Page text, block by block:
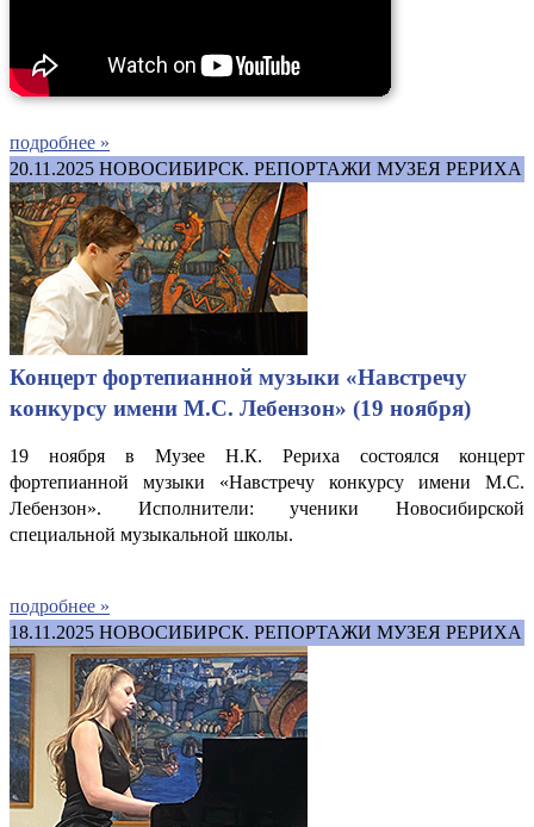
подробнее »
20.11.2025 НОВОСИБИРСК. РЕПОРТАЖИ МУЗЕЯ РЕРИХА
Концерт фортепианной музыки «Навстречу
конкурсу имени М.С. Лебензон» (19 ноября)
19 ноября в Музее Н.К. Рериха состоялся концерт
фортепианной музыки «Навстречу конкурсу имени М.С.
Лебензон». Исполнители: ученики Новосибирской
специальной музыкальной школы.
подробнее »
18.11.2025 НОВОСИБИРСК. РЕПОРТАЖИ МУЗЕЯ РЕРИХА